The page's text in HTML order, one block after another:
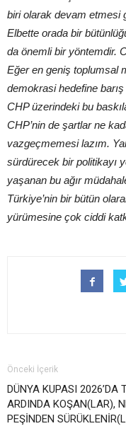
biri olarak devam etmesi
Elbette orada bir
da önemli bir yöntemdir.
Eğer en geniş toplumsal
demokrasi hedefine
CHP üzerindeki bu
CHP’nin de şartlar ne
vazgeçmemesi lazım.
sürdürecek bir politikayı
yaşanan bu ağır
Türkiye’nin bir bütün
yürümesine çok ciddi
Önceki İçerik
DÜNYA KUPASI 2026’DA
ARDINDA KOŞAN(LAR),
PEŞİNDEN